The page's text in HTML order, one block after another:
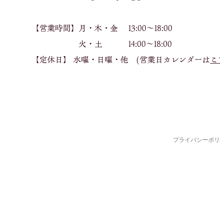
【営業時間】月・木・金 13:00～18:00
火・土 14:00～18:00
【定休日】 水曜・日曜​・他 (営業日カレンダーは
プライバシーポ